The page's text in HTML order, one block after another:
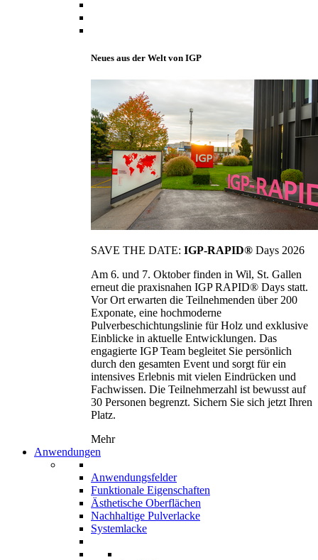
Neues aus der Welt von IGP
SAVE THE DATE: IGP-RAPID® Days 2026
Am 6. und 7. Oktober finden in Wil, St. Gallen
erneut die praxisnahen IGP RAPID® Days statt.
Vor Ort erwarten die Teilnehmenden über 200
Exponate, eine hochmoderne
Pulverbeschichtungslinie für Holz und exklusive
Einblicke in aktuelle Entwicklungen. Das
engagierte IGP Team begleitet Sie persönlich
durch den gesamten Event und sorgt für ein
intensives Erlebnis mit vielen Eindrücken und
Fachwissen. Die Teilnehmerzahl ist bewusst auf
30 Personen begrenzt. Sichern Sie sich jetzt Ihren
Platz.
Mehr
Anwendungen
Anwendungsfelder
Funktionale Eigenschaften
Ästhetische Oberflächen
Nachhaltige Pulverlacke
Systemlacke